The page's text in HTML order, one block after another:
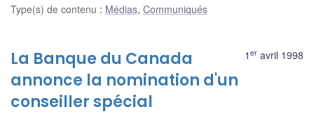
Type(s) de contenu : Médias, Communiqués
1 er avril 1998
La Banque du Canada
annonce la nomination d'un
conseiller spécial